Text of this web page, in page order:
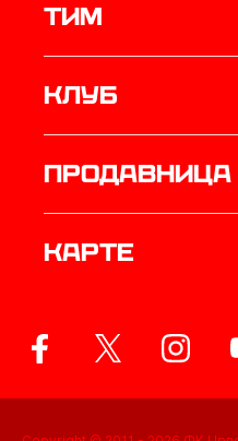
ТИМ
Клуб
продавница
Карте